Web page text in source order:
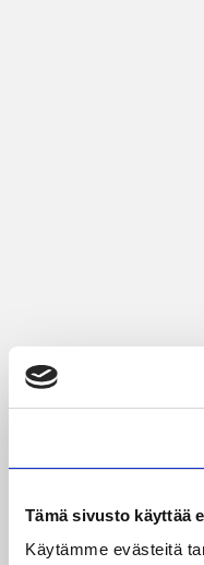
Tämä sivusto käyttää
Käytämme evästeitä